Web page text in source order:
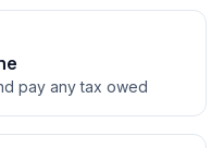
pay any tax owed